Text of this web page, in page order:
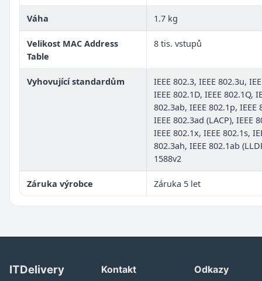
Váha 1.7 kg
Velikost MAC Address
Table
8 tis. vstupů
Vyhovující standardům
IEEE 802.3, IEEE 802.3u,
IEEE 802.1D, IEEE 802.1Q,
802.3ab, IEEE 802.1p, IEEE
IEEE 802.3ad (LACP), IEEE
IEEE 802.1x, IEEE 802.1s,
802.3ah, IEEE 802.1ab
1588v2
Záruka výrobce Záruka 5 let
ITDelivery
Kontakt
Odkazy